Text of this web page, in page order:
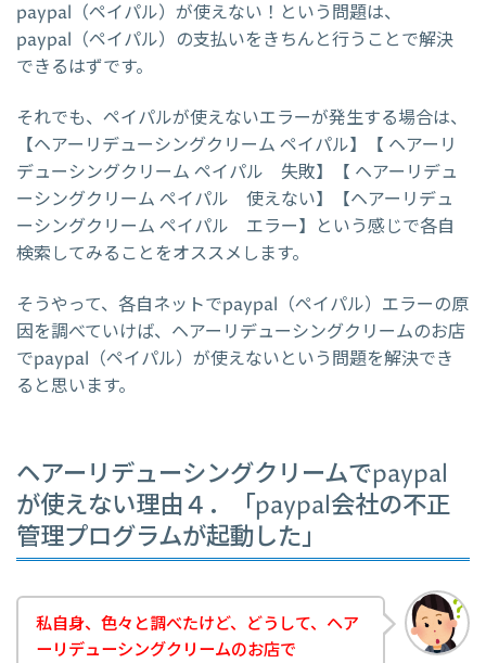
paypal（ペイパル）が使えない！という問題は、
paypal（ペイパル）の支払いをきちんと行うことで解決
できるはずです。
それでも、ペイパルが使えないエラーが発生する場合は、
【ヘアーリデューシングクリーム ペイパル】【 ヘアーリ
デューシングクリーム ペイパル 失敗】【 ヘアーリデュ
ーシングクリーム ペイパル 使えない】【ヘアーリデュ
ーシングクリーム ペイパル エラー】という感じで各自
検索してみることをオススメします。
そうやって、各自ネットでpaypal（ペイパル）エラーの原
因を調べていけば、ヘアーリデューシングクリームのお店
でpaypal（ペイパル）が使えないという問題を解決でき
ると思います。
ヘアーリデューシングクリームでpaypal
が使えない理由４．「paypal会社の不正
管理プログラムが起動した」
私自身、色々と調べたけど、どうして、ヘア
ーリデューシングクリームのお店で